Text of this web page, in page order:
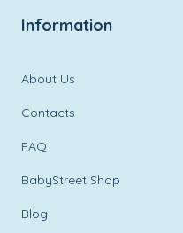
Information
About Us
Contacts
FAQ
BabyStreet Shop
Blog